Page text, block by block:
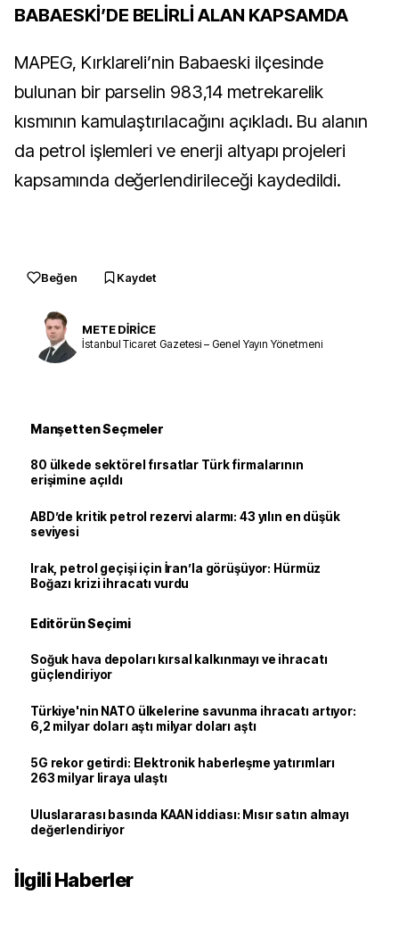
BABAESKİ’DE BELİRLİ ALAN KAPSAMDA
MAPEG, Kırklareli’nin Babaeski ilçesinde
bulunan bir parselin 983,14 metrekarelik
kısmının kamulaştırılacağını açıkladı. Bu alanın
da petrol işlemleri ve enerji altyapı projeleri
kapsamında değerlendirileceği kaydedildi.
Beğen Kaydet
METE DİRİCE
İstanbul Ticaret Gazetesi – Genel Yayın Yönetmeni
Manşetten Seçmeler
80 ülkede sektörel fırsatlar Türk firmalarının
erişimine açıldı
ABD’de kritik petrol rezervi alarmı: 43 yılın en düşük
seviyesi
Irak, petrol geçişi için İran’la görüşüyor: Hürmüz
Boğazı krizi ihracatı vurdu
Editörün Seçimi
Soğuk hava depoları kırsal kalkınmayı ve ihracatı
güçlendiriyor
Türkiye'nin NATO ülkelerine savunma ihracatı artıyor:
6,2 milyar doları aştı milyar doları aştı
5G rekor getirdi: Elektronik haberleşme yatırımları
263 milyar liraya ulaştı
Uluslararası basında KAAN iddiası: Mısır satın almayı
değerlendiriyor
İlgili Haberler